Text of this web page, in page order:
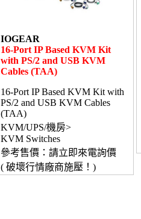
IOGEAR
16-Port IP Based KVM Kit
with PS/2 and USB KVM
Cables (TAA)
16-Port IP Based KVM Kit with
PS/2 and USB KVM Cables
(TAA)
KVM/UPS/機房>
KVM Switches
參考售價：請立即來電詢價
( 破壞行情廠商施壓！)